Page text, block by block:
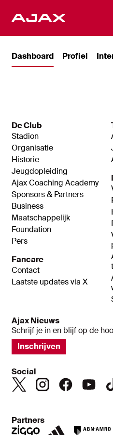
Dashboard Profiel
De Club
Stadion
Organisatie
Historie
Jeugdopleiding
Ajax Coaching Academy
Sponsors & Partners
Business
Maatschappelijk
Foundation
Pers
Fancare
Contact
Laatste updates via X
Ajax Nieuws
Schrijf je in en blijf op de
Inschrijven
Social
Partners